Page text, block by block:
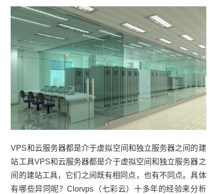
VPS和云服务器都是介于虚拟空间和独立服务器之间的建
站工具VPS和云服务器都是介于虚拟空间和独立服务器之
间的建站工具，它们之间既有相同点，也有不同点。具体
有哪些异同呢？Clorvps（七彩云）十多年的经验来分析